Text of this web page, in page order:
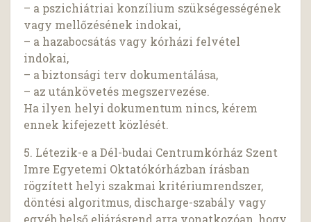
– a pszichiátriai konzílium szükségességének
vagy mellőzésének indokai,
– a hazabocsátás vagy kórházi felvétel
indokai,
– a biztonsági terv dokumentálása,
– az utánkövetés megszervezése.
Ha ilyen helyi dokumentum nincs, kérem
ennek kifejezett közlését.
5. Létezik-e a Dél-budai Centrumkórház Szent
Imre Egyetemi Oktatókórházban írásban
rögzített helyi szakmai kritériumrendszer,
döntési algoritmus, discharge-szabály vagy
egyéb belső eljárásrend arra vonatkozóan, hogy